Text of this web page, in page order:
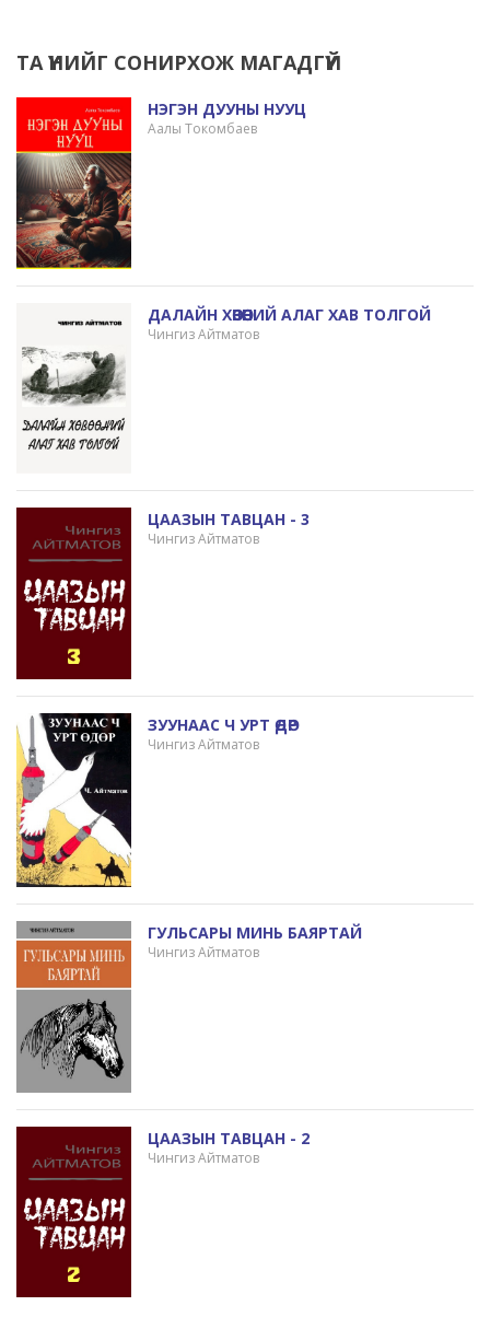
ТА ҮҮНИЙГ СОНИРХОЖ МАГАДГҮЙ
НЭГЭН ДУУНЫ НУУЦ
Аалы Токомбаев
ДАЛАЙН ХӨВӨӨНИЙ АЛАГ ХАВ ТОЛГОЙ
Чингиз Айтматов
ЦААЗЫН ТАВЦАН - 3
Чингиз Айтматов
ЗУУНААС Ч УРТ ӨДӨР
Чингиз Айтматов
ГУЛЬСАРЫ МИНЬ БАЯРТАЙ
Чингиз Айтматов
ЦААЗЫН ТАВЦАН - 2
Чингиз Айтматов